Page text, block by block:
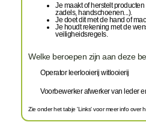
Je maakt of herstelt
zadels, handschoenen...).
Je doet dit met de hand of
Je houdt rekening met de
veiligheidsregels.
Welke beroepen zijn aan deze
Operator leerlooierij witlooierij
Voorbewerker afwerker van leder
Zie onder het tabje 'Links' voor meer info over